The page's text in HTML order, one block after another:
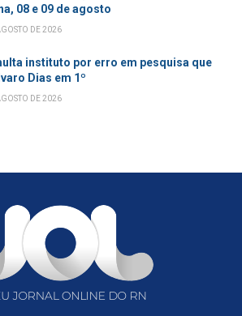
08 e 09 de agosto
DE 2026
instituto por erro em pesquisa que
Dias em 1º
DE 2026